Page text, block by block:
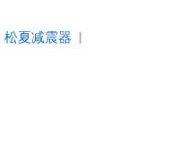
松夏减震器